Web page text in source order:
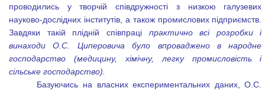
проводились у творчій співдружності з низкою галузевих
науково-дослідних інститутів, а також промислових підприємств.
Завдяки такій плідній співпраці практично всі розробки і
винаходи О.С. Циперовича було впроваджено в народне
господарство (медицину, хімічну, легку промисловість і
сільське господарство).
Базуючись на власних експериментальних даних, О.С.